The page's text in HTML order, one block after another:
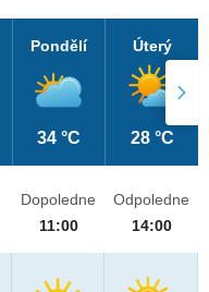
Pondělí
34 °C
Úterý
28 °C
Dopoledne
11:00
Odpoledne
14:00